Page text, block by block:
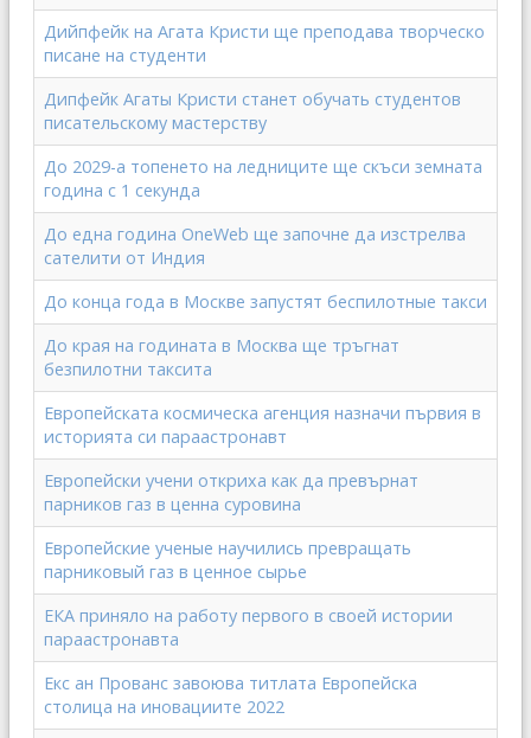
Дийпфейк на Агата Кристи ще преподава творческо
писане на студенти
Дипфейк Агаты Кристи станет обучать студентов
писательскому мастерству
До 2029-а топенето на ледниците ще скъси земната
година с 1 секунда
До една година OneWeb ще започне да изстрелва
сателити от Индия
До конца года в Москве запустят беспилотные такси
До края на годината в Москва ще тръгнат
безпилотни таксита
Европейската космическа агенция назначи първия в
историята си параастронавт
Европейски учени откриха как да превърнат
парников газ в ценна суровина
Европейские ученые научились превращать
парниковый газ в ценное сырье
ЕКА приняло на работу первого в своей истории
параастронавта
Екс ан Прованс завоюва титлата Европейска
столица на иновациите 2022